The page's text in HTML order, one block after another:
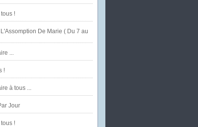
!
De Marie ( Du 7 au
...
!
à tous ...
Jour
!